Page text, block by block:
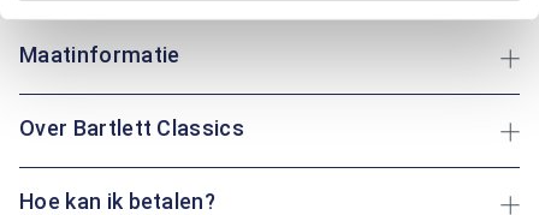
Maatinformatie
Over Bartlett Classics
Hoe kan ik betalen?